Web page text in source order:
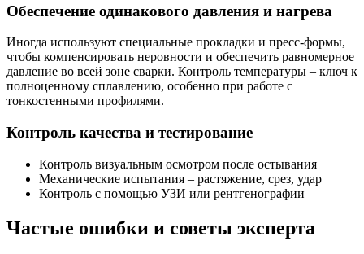
Обеспечение одинакового давления и нагрева
Иногда используют специальные прокладки и пресс-формы,
чтобы компенсировать неровности и обеспечить равномерное
давление во всей зоне сварки. Контроль температуры – ключ к
полноценному сплавлению, особенно при работе с
тонкостенными профилями.
Контроль качества и тестирование
Контроль визуальным осмотром после остывания
Механические испытания – растяжение, срез, удар
Контроль с помощью УЗИ или рентгенографии
Частые ошибки и советы эксперта